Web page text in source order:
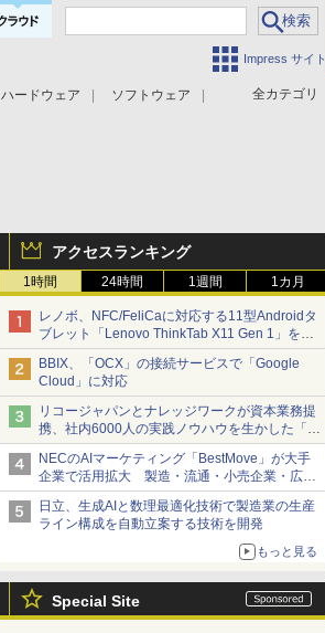
Impress サイト
全カテゴリ
ハードウェア
ソフトウェア
アクセスランキング
1時間 24時間 1週間 1カ月
レノボ、NFC/FeliCaに対応する11型Androidタ
ブレット「Lenovo ThinkTab X11 Gen 1」を発
売
BBIX、「OCX」の接続サービスで「Google
Cloud」に対応
リコージャパンとナレッジワークが資本業務提
携、社内6000人の実践ノウハウを生かした「AI
商談記録 for RICOH」を展開へ
NECのAIマーケティング「BestMove」が大手
企業で活用拡大 製造・流通・小売企業・広告
代理店などが実装フェーズへ
日立、生成AIと数理最適化技術で製造業の生産
ライン構成を自動立案する技術を開発
もっと見る
Special Site